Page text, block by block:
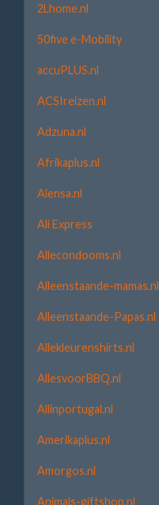
2Lhome.nl
50five e-Mobility
accuPLUS.nl
ACSIreizen.nl
Adzuna.nl
Afrikaplus.nl
Alensa.nl
Ali Express
Allecondooms.nl
Alleenstaande-mamas.nl
Alleenstaande-Papas.nl
Allekleurenshirts.nl
AllesvoorBBQ.nl
Allinportugal.nl
Amerikaplus.nl
Amorgos.nl
Animals-giftshop.nl